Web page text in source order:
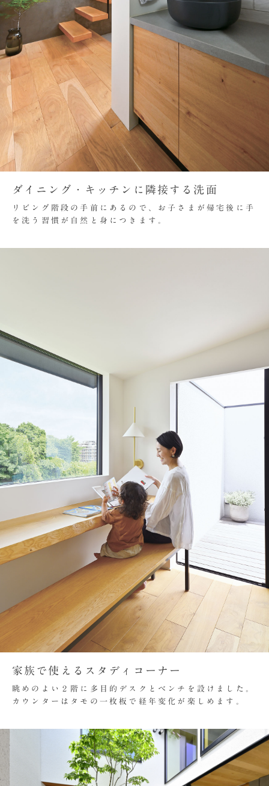
ダイニング・キッチンに隣接する洗面
リビング階段の手前にあるので、お子さまが帰宅後に手
を洗う習慣が自然と身につきます。
家族で使えるスタディコーナー
眺めのよい２階に多目的デスクとベンチを設けました。
カウンターはタモの一枚板で経年変化が楽しめます。